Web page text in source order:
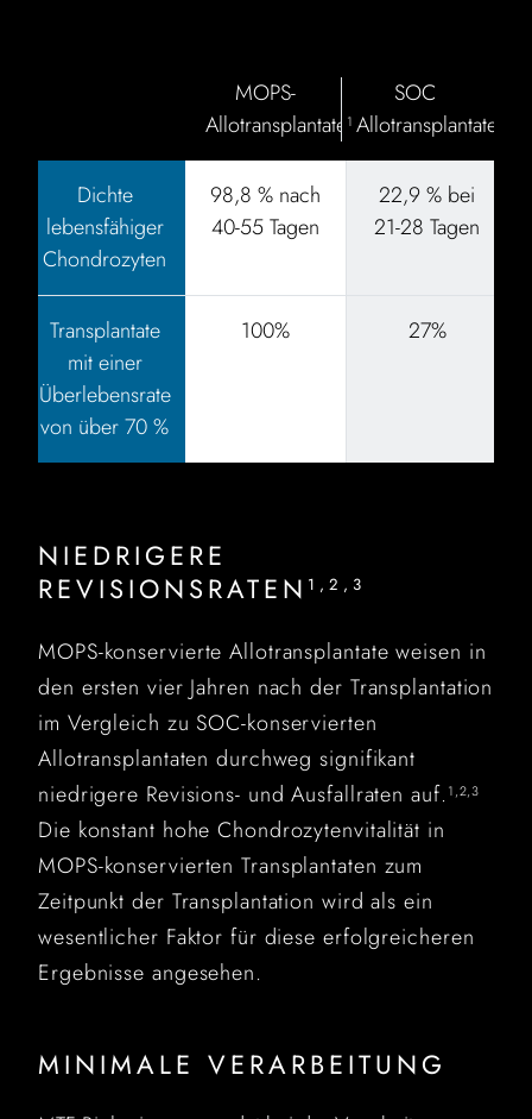
MOPS-
Allotransplantate 1
SOC
Allotransplantate
Dichte
lebensfähiger
Chondrozyten
98,8 % nach
40-55 Tagen
22,9 % bei
21-28 Tagen
Transplantate
mit einer
Überlebensrate
von über 70 %
100% 27%
NIEDRIGERE
REVISIONSRATEN 1,2,3
MOPS-konservierte Allotransplantate weisen in
den ersten vier Jahren nach der Transplantation
im Vergleich zu SOC-konservierten
Allotransplantaten durchweg signifikant
niedrigere Revisions- und Ausfallraten auf.1,2,3
Die konstant hohe Chondrozytenvitalität in
MOPS-konservierten Transplantaten zum
Zeitpunkt der Transplantation wird als ein
wesentlicher Faktor für diese erfolgreicheren
Ergebnisse angesehen.
MINIMALE VERARBEITUNG